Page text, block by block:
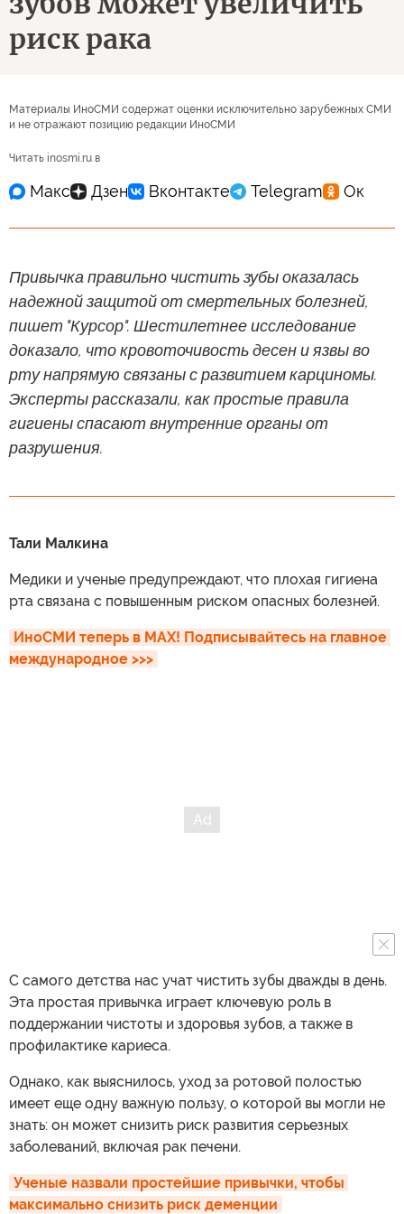
риск рака
Материалы ИноСМИ содержат оценки исключительно зарубежных СМИ
и не отражают позицию редакции ИноСМИ
Читать inosmi.ru в
Привычка правильно чистить зубы оказалась
надежной защитой от смертельных болезней,
пишет "Курсор". Шестилетнее исследование
доказало, что кровоточивость десен и язвы во
рту напрямую связаны с развитием карциномы.
Эксперты рассказали, как простые правила
гигиены спасают внутренние органы от
разрушения.
Тали Малкина
Медики и ученые предупреждают, что плохая гигиена
рта связана с повышенным риском опасных болезней.
ИноСМИ теперь в MAX! Подписывайтесь на главное
международное >>>
С самого детства нас учат чистить зубы дважды в день.
Эта простая привычка играет ключевую роль в
поддержании чистоты и здоровья зубов, а также в
профилактике кариеса.
Однако, как выяснилось, уход за ротовой полостью
имеет еще одну важную пользу, о которой вы могли не
знать: он может снизить риск развития серьезных
заболеваний, включая рак печени.
Ученые назвали простейшие привычки, чтобы
максимально снизить риск деменции